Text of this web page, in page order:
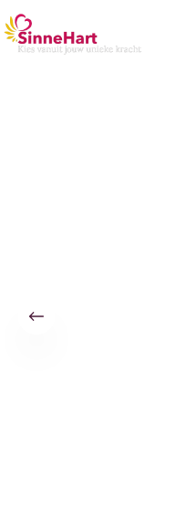
€14,95
2 op voorraad